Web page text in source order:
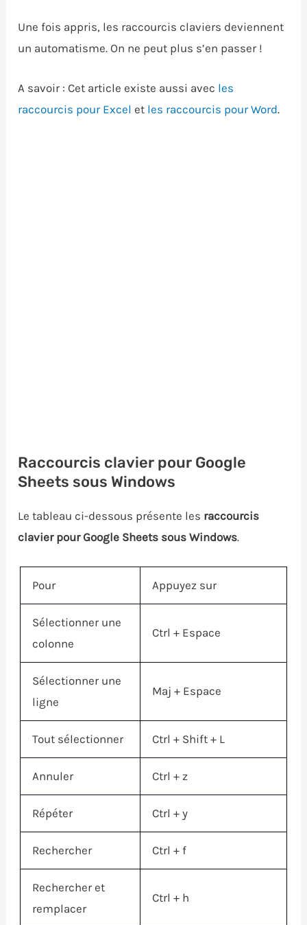
Une fois appris, les raccourcis claviers deviennent
un automatisme. On ne peut plus s’en passer !
A savoir : Cet article existe aussi avec les
raccourcis pour Excel et les raccourcis pour Word.
Raccourcis clavier pour Google
Sheets sous Windows
Le tableau ci-dessous présente les raccourcis
clavier pour Google Sheets sous Windows.
Pour Appuyez sur
Sélectionner une
colonne
Ctrl + Espace
Sélectionner une
ligne
Maj + Espace
Tout sélectionner Ctrl + Shift + L
Annuler Ctrl + z
Répéter Ctrl + y
Rechercher Ctrl + f
Rechercher et
remplacer
Ctrl + h